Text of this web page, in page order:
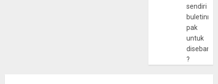
sendiri
pak
untuk
?